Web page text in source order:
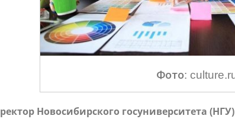
Фото:
ректор Новосибирского госуниверситета (НГУ)